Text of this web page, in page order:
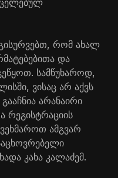
რომ ახალ
და
სამწუხაროდ,
ვისაც არ აქვს
არანაირი
რეგისტრაციის
ამგვარ
კახა კალაძემ.